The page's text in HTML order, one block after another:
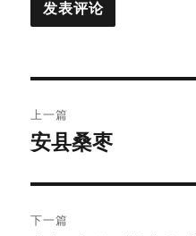
章
航
上一篇
上
章：
安县桑枣
下一篇